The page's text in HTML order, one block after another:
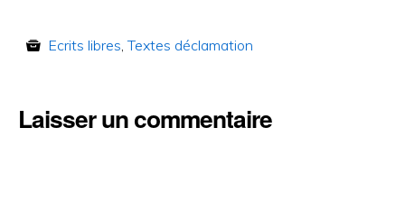
Ecrits libres ,Textes déclamation
Laisser un commentaire